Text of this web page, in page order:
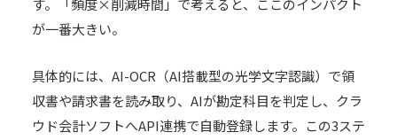
す。「頻度×削減時間」で考えると、ここのインパクト
が一番大きい。
具体的には、AI-OCR（AI搭載型の光学文字認識）で領
収書や請求書を読み取り、AIが勘定科目を判定し、クラ
ウド会計ソフトへAPI連携で自動登録します。この3ステ